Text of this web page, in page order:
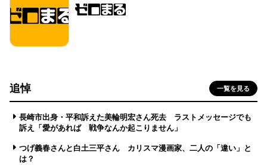
追悼 一覧を見る
長崎市出身・平和訴えた美輪明宏さん死去 ラストメッセージでも
訴え「愛があれば 戦争なんか起こりません」
つげ義春さんと白土三平さん カリスマ漫画家、二人の「違い」と
は？